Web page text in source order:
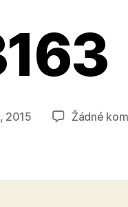
2015 Žádné